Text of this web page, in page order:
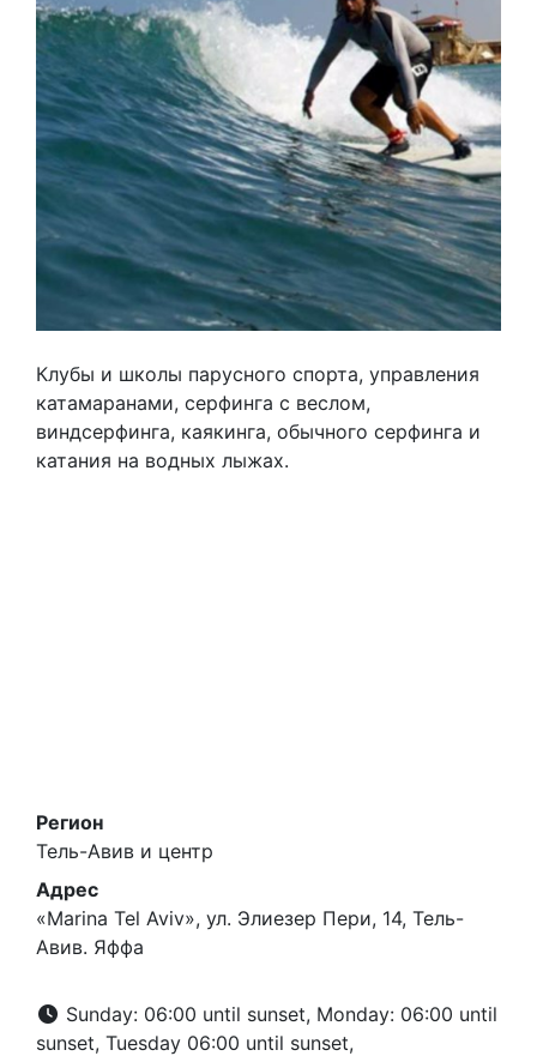
Клубы и школы парусного спорта, управления
катамаранами, серфинга с веслом,
виндсерфинга, каякинга, обычного серфинга и
катания на водных лыжах.
Регион
Тель-Авив и центр
Адрес
«Marina Tel Aviv», ул. Элиезер Пери, 14, Тель-
Авив. Яффа
Sunday: 06:00 until sunset, Monday: 06:00 until
sunset, Tuesday 06:00 until sunset,